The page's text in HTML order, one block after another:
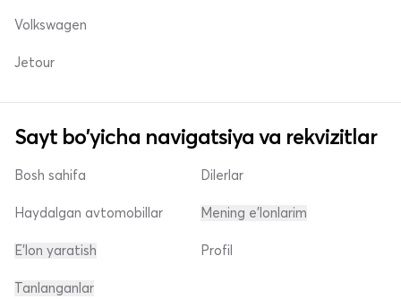
Volkswagen
Jetour
Sayt bo'yicha navigatsiya va rekvizitlar
Bosh sahifa
Haydalgan avtomobillar
E'lon yaratish
Dilerlar
Mening e'lonlarim
Profil
Tanlanganlar